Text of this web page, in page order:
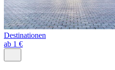
Destinationen
ab 1 €